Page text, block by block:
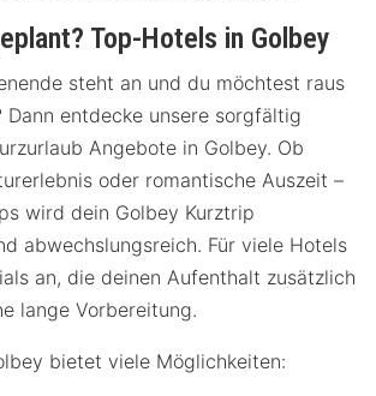
Top-Hotels in Golbey
steht an und du möchtest raus
Dann entdecke unsere sorgfältig
Angebote in Golbey. Ob
oder romantische Auszeit –
wird dein Golbey Kurztrip
abwechslungsreich. Für viele Hotels
an, die deinen Aufenthalt zusätzlich
lange Vorbereitung.
bietet viele Möglichkeiten: